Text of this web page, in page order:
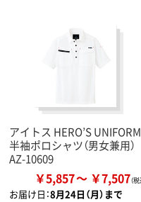
アイトス HERO’S UNIFORM
半袖ポロシャツ（男女兼用）
AZ-10609
￥5,857 ￥7,507
お届け日：8月24日（月）まで